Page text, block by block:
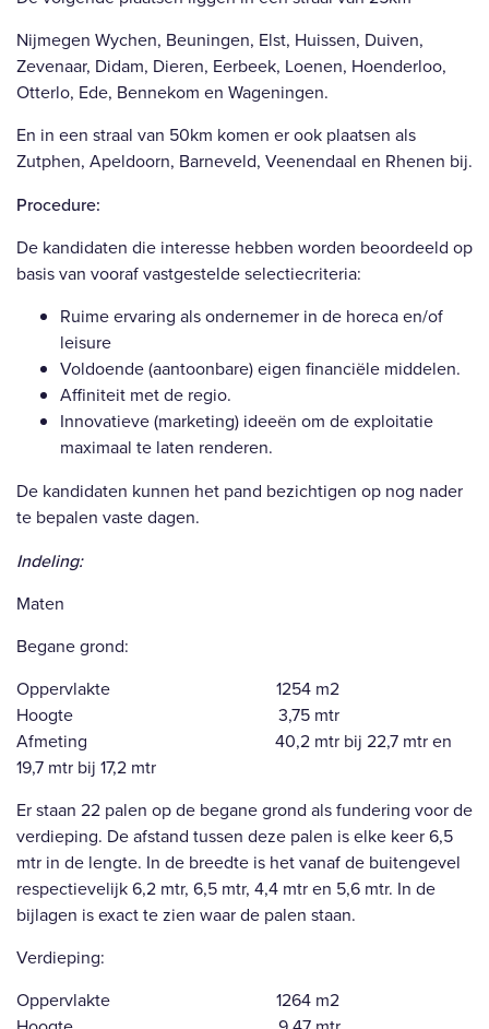
Nijmegen Wychen, Beuningen, Elst, Huissen, Duiven,
Zevenaar, Didam, Dieren, Eerbeek, Loenen, Hoenderloo,
Otterlo, Ede, Bennekom en Wageningen.
En in een straal van 50km komen er ook plaatsen als
Zutphen, Apeldoorn, Barneveld, Veenendaal en Rhenen bij.
Procedure:
De kandidaten die interesse hebben worden beoordeeld op
basis van vooraf vastgestelde selectiecriteria:
Ruime ervaring als ondernemer in de horeca en/of
leisure
Voldoende (aantoonbare) eigen financiële middelen.
Affiniteit met de regio.
Innovatieve (marketing) ideeën om de exploitatie
maximaal te laten renderen.
De kandidaten kunnen het pand bezichtigen op nog nader
te bepalen vaste dagen.
Indeling:
Maten
Begane grond:
Oppervlakte 1254 m2
Hoogte 3,75 mtr
Afmeting 40,2 mtr bij 22,7 mtr en
19,7 mtr bij 17,2 mtr
Er staan 22 palen op de begane grond als fundering voor de
verdieping. De afstand tussen deze palen is elke keer 6,5
mtr in de lengte. In de breedte is het vanaf de buitengevel
respectievelijk 6,2 mtr, 6,5 mtr, 4,4 mtr en 5,6 mtr. In de
bijlagen is exact te zien waar de palen staan.
Verdieping:
Oppervlakte 1264 m2